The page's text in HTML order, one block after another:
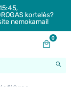
kortelės?
nemokamai!
0